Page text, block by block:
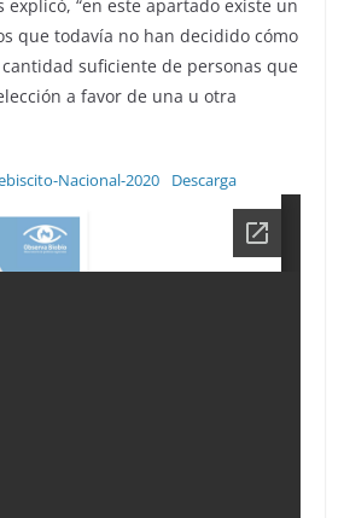
explicó, “en este apartado existe un
que todavía no han decidido cómo
suficiente de personas que
a favor de una u otra
Nacional-2020 Descarga